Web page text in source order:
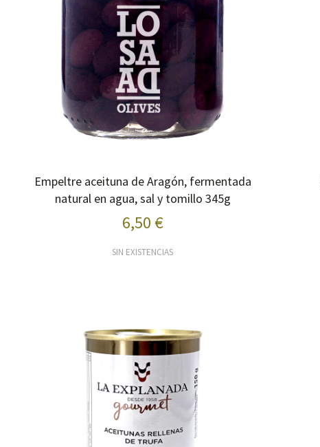
Empeltre aceituna de Aragón, fermentada
natural en agua, sal y tomillo 345g
6,50 €
SIN EXISTENCIAS